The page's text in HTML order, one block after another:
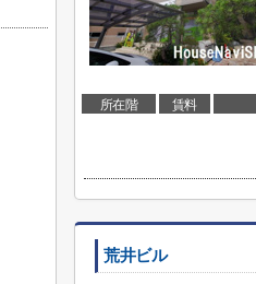
所在階 賃料
荒井ビル